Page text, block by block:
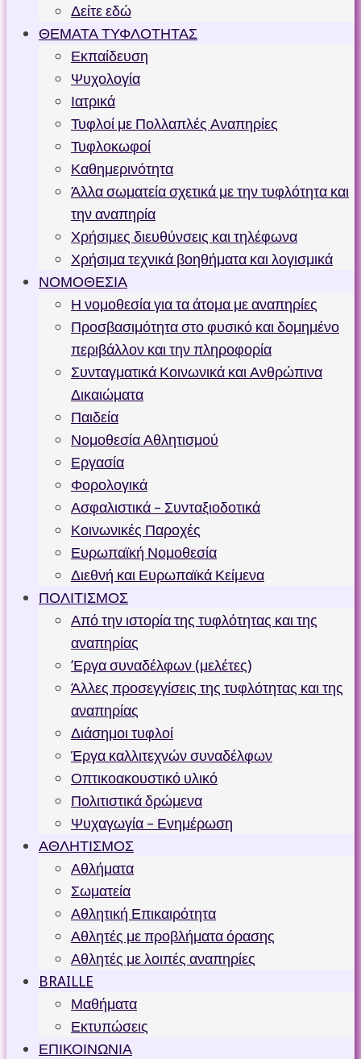
Δείτε εδώ
ΘΕΜΑΤΑ ΤΥΦΛΟΤΗΤΑΣ
Εκπαίδευση
Ψυχολογία
Ιατρικά
Τυφλοί με Πολλαπλές Αναπηρίες
Τυφλοκωφοί
Καθημερινότητα
Άλλα σωματεία σχετικά με την τυφλότητα και
την αναπηρία
Χρήσιμες διευθύνσεις και τηλέφωνα
Χρήσιμα τεχνικά βοηθήματα και λογισμικά
ΝΟΜΟΘΕΣΙΑ
Η νομοθεσία για τα άτομα με αναπηρίες
Προσβασιμότητα στο φυσικό και δομημένο
περιβάλλον και την πληροφορία
Συνταγματικά Κοινωνικά και Ανθρώπινα
Δικαιώματα
Παιδεία
Νομοθεσία Αθλητισμού
Εργασία
Φορολογικά
Ασφαλιστικά – Συνταξιοδοτικά
Κοινωνικές Παροχές
Ευρωπαϊκή Νομοθεσία
Διεθνή και Ευρωπαϊκά Κείμενα
ΠΟΛΙΤΙΣΜΟΣ
Από την ιστορία της τυφλότητας και της
αναπηρίας
‘Εργα συναδέλφων (μελέτες)
Άλλες προσεγγίσεις της τυφλότητας και της
αναπηρίας
Διάσημοι τυφλοί
Έργα καλλιτεχνών συναδέλφων
Οπτικοακουστικό υλικό
Πολιτιστικά δρώμενα
Ψυχαγωγία – Ενημέρωση
ΑΘΛΗΤΙΣΜΟΣ
Αθλήματα
Σωματεία
Αθλητική Επικαιρότητα
Αθλητές με προβλήματα όρασης
Αθλητές με λοιπές αναπηρίες
BRAILLE
Μαθήματα
Εκτυπώσεις
ΕΠΙΚΟΙΝΩΝΙΑ